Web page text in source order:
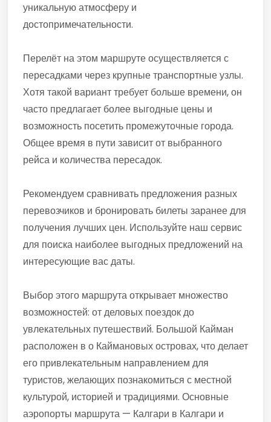
уникальную атмосферу и
достопримечательности.
Перелёт на этом маршруте осуществляется с
пересадками через крупные транспортные узлы.
Хотя такой вариант требует больше времени, он
часто предлагает более выгодные цены и
возможность посетить промежуточные города.
Общее время в пути зависит от выбранного
рейса и количества пересадок.
Рекомендуем сравнивать предложения разных
перевозчиков и бронировать билеты заранее для
получения лучших цен. Используйте наш сервис
для поиска наиболее выгодных предложений на
интересующие вас даты.
Выбор этого маршрута открывает множество
возможностей: от деловых поездок до
увлекательных путешествий. Большой Кайман
расположен в о Каймановых островах, что делает
его привлекательным направлением для
туристов, желающих познакомиться с местной
культурой, историей и традициями. Основные
аэропорты маршрута — Калгари в Калгари и